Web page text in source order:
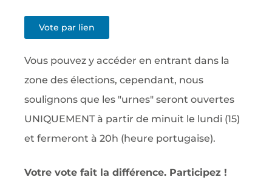
Vote par lien
Vous pouvez y accéder en entrant dans la
zone des élections, cependant, nous
soulignons que les "urnes" seront ouvertes
UNIQUEMENT à partir de minuit le lundi (15)
et fermeront à 20h (heure portugaise).
Votre vote fait la différence. Participez !